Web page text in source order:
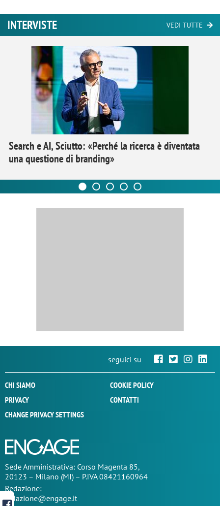
INTERVISTE VEDI TUTTE
Search e AI, Sciutto: «Perché la ricerca è diventata
una questione di branding»
seguici su
CHI SIAMO
COOKIE POLICY
PRIVACY
CONTATTI
CHANGE PRIVACY SETTINGS
SedeAmministrativa: Corso Magenta 85,
20123 – Milano (MI) – P.IVA 08421160964
Redazione:
redazione@engage.it